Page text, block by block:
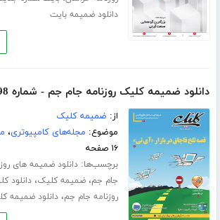
دانلود ضمیمه بایت
دانلود ضمیمه کلیک روزنامه جام جم - شماره 598
از: ضمیمه کلیک
موضوع: مجله‌های کامپیوتری،
۱۶ صفحه
برچسب‌ها:دانلود ضمیمه های
جام جم،ضمیمه کلیک،دانلود
روزنامه جام جم،دانلود ضمیمه